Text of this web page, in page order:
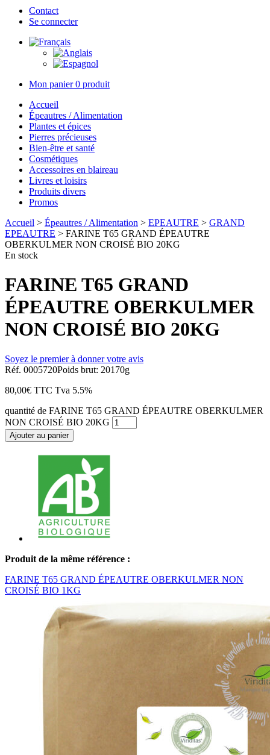
Contact
Se connecter
Mon panier0 produit
Accueil
Épeautres / Alimentation
Plantes et épices
Pierres précieuses
Bien-être et santé
Cosmétiques
Accessoires en blaireau
Livres et loisirs
Produits divers
Promos
Accueil > Épeautres / Alimentation > EPEAUTRE > GRAND
EPEAUTRE > FARINE T65 GRAND ÉPEAUTRE
OBERKULMER NON CROISÉ BIO 20KG
En stock
FARINE T65 GRAND
ÉPEAUTRE OBERKULMER
NON CROISÉ BIO 20KG
Soyez le premier à donner votre avis
Réf. 0005720Poids brut: 20170g
80,00€ TTC Tva 5.5%
quantité de FARINE T65 GRAND ÉPEAUTRE OBERKULMER
NON CROISÉ BIO 20KG
Ajouter au panier
Produit de la même référence :
FARINE T65 GRAND ÉPEAUTRE OBERKULMER NON
CROISÉ BIO 1KG